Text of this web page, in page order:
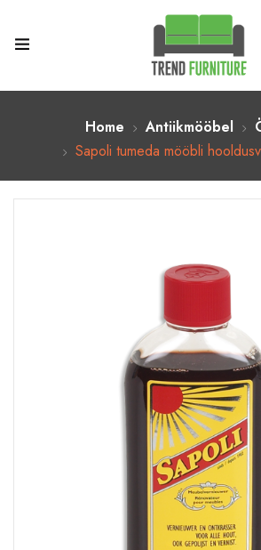
Home Antiikmööbel
Sapoli tumeda mööbli